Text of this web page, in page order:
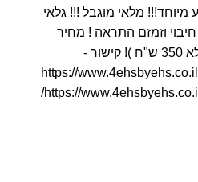
מלאי מוגבל !!! גלאי
התראה ! מחיר
190 ש"ח (מחיר מלא 350 ש"ח )! קישור -
https://
https://